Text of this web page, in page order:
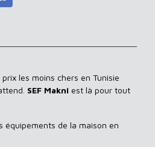
les moins chers en Tunisie
SEF Makni est là pour tout
équipements de la maison en